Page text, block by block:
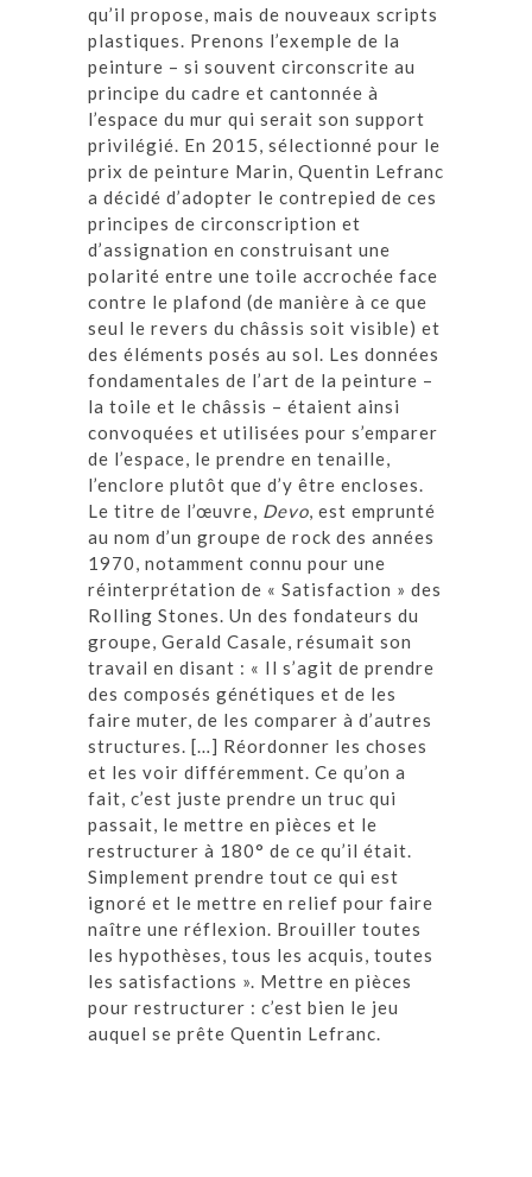
qu’il propose, mais de nouveaux scripts
plastiques. Prenons l’exemple de la
peinture – si souvent circonscrite au
principe du cadre et cantonnée à
l’espace du mur qui serait son support
privilégié. En 2015, sélectionné pour le
prix de peinture Marin, Quentin Lefranc
a décidé d’adopter le contrepied de ces
principes de circonscription et
d’assignation en construisant une
polarité entre une toile accrochée face
contre le plafond (de manière à ce que
seul le revers du châssis soit visible) et
des éléments posés au sol. Les données
fondamentales de l’art de la peinture –
la toile et le châssis – étaient ainsi
convoquées et utilisées pour s’emparer
de l’espace, le prendre en tenaille,
l’enclore plutôt que d’y être encloses.
Le titre de l’œuvre, Devo, est emprunté
au nom d’un groupe de rock des années
1970, notamment connu pour une
réinterprétation de « Satisfaction » des
Rolling Stones. Un des fondateurs du
groupe, Gerald Casale, résumait son
travail en disant : « Il s’agit de prendre
des composés génétiques et de les
faire muter, de les comparer à d’autres
structures. […] Réordonner les choses
et les voir différemment. Ce qu’on a
fait, c’est juste prendre un truc qui
passait, le mettre en pièces et le
restructurer à 180° de ce qu’il était.
Simplement prendre tout ce qui est
ignoré et le mettre en relief pour faire
naître une réflexion. Brouiller toutes
les hypothèses, tous les acquis, toutes
les satisfactions ». Mettre en pièces
pour restructurer : c’est bien le jeu
auquel se prête Quentin Lefranc.